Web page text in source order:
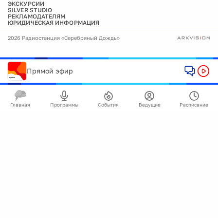
ЭКСКУРСИИ
SILVER STUDIO
РЕКЛАМОДАТЕЛЯМ
ЮРИДИЧЕСКАЯ ИНФОРМАЦИЯ
2026 Радиостанция «Серебряный Дождь»
Прямой эфир
Главная Программы События Ведущие Расписание